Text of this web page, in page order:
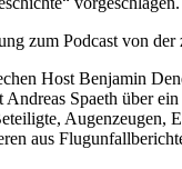
zum Podcast von der
Host Benjamin
Spaeth über
Augenzeugen,
aus